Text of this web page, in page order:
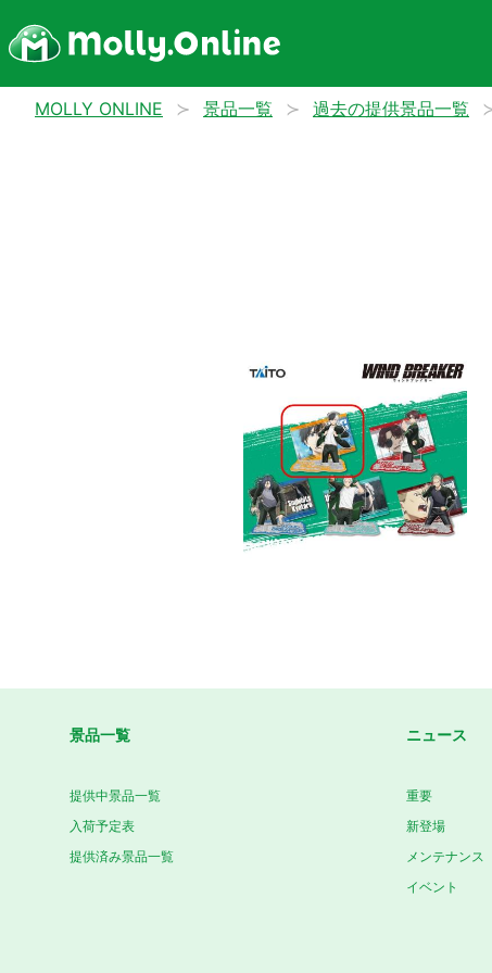
MOLLY ONLINE 景品一覧 過去の提供景品一覧
景品一覧
提供中景品一覧
入荷予定表
提供済み景品一覧
ニュース
重要
新登場
メンテナンス
イベント